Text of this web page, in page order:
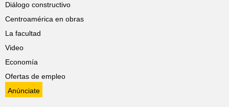
Diálogo constructivo
Centroamérica en obras
La facultad
Video
Economía
Ofertas de empleo
Anúnciate